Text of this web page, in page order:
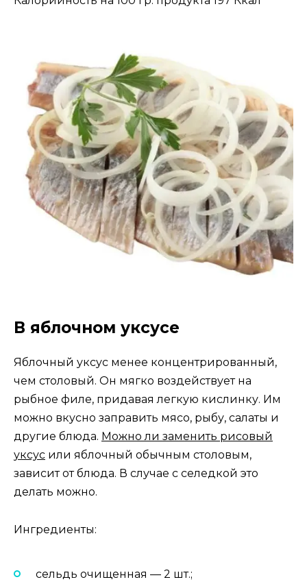
В яблочном уксусе
Яблочный уксус менее концентрированный,
чем столовый. Он мягко воздействует на
рыбное филе, придавая легкую кислинку. Им
можно вкусно заправить мясо, рыбу, салаты и
другие блюда. Можно ли заменить рисовый
уксус или яблочный обычным столовым,
зависит от блюда. В случае с селедкой это
делать можно.
Ингредиенты:
сельдь очищенная — 2 шт.;